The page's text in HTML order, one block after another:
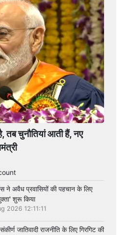
तब चुनौतियां आती हैं, नए
ने अवैध प्रवासियों की पहचान के लिए
शुरू किया
2026 12:11:11
जातिवादी राजनीति के लिए गिरगिट की